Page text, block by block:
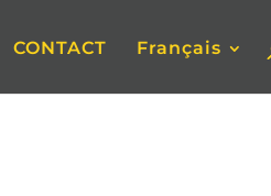
CONTACT Français